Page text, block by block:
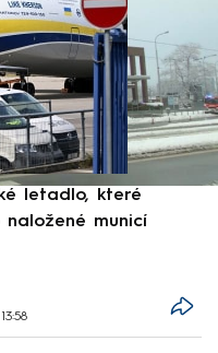
letadlo, které
municí